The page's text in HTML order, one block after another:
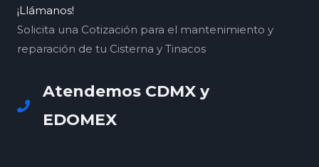
¡Llámanos!
Solicita una Cotización para el mantenimiento y
reparación de tu Cisterna y Tinacos
Atendemos CDMX y
EDOMEX